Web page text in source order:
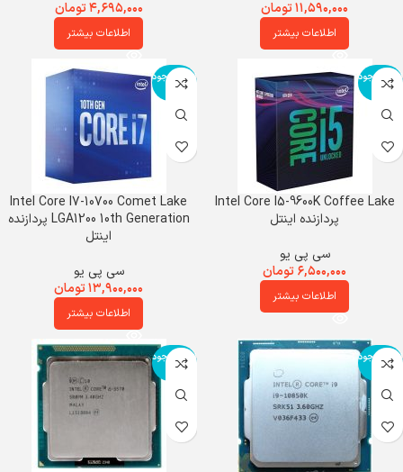
۱۱,۵۹۰,۰۰۰تومان
اطلاعات بیشتر
۴,۶۹۵,۰۰۰تومان
اطلاعات بیشتر
اتمام موجود
ی
Intel Core I5-9600K Coffee Lake
پردازنده اینتل
سی پی یو
۶,۵۰۰,۰۰۰تومان
اطلاعات بیشتر
اتمام موجود
ی
Intel Core I7-10700 Comet Lake
LGA1200 10th Generation پردازنده
اینتل
سی پی یو
۱۳,۹۰۰,۰۰۰تومان
اطلاعات بیشتر
اتمام موجود
ی
اتمام موجود
ی